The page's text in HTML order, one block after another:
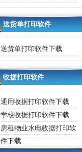
送货单打印软件
送货单打印软件下载
收据打印软件
通用收据打印软件下载
学校收据打印软件下载
房租物业水电收据打印软
件下载